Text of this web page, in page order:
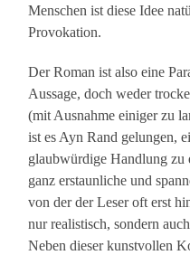
Menschen ist diese Idee
Provokation.
Der Roman ist also eine
Aussage, doch weder
(mit Ausnahme einiger zu
ist es Ayn Rand gelungen,
glaubwürdige Handlung zu
ganz erstaunliche und
von der der Leser oft erst
nur realistisch, sondern
Neben dieser kunstvollen